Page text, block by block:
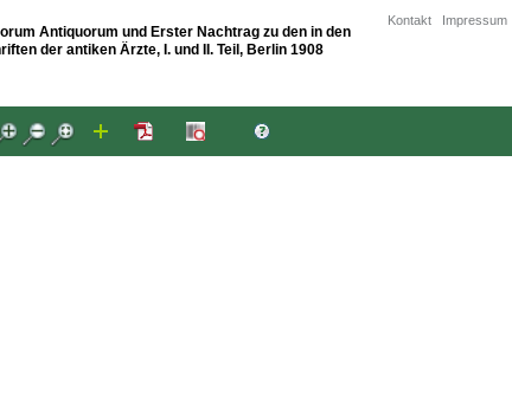
Kontakt Impressum
Antiquorum und Erster Nachtrag zu den in den
der antiken Ärzte, I. und II. Teil, Berlin 1908